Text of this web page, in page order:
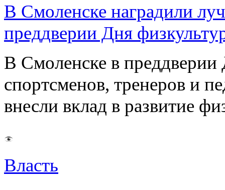
В Смоленске наградили
преддверии Дня
В Смоленске в преддверии
спортсменов, тренеров и
внесли вклад в развитие
Власть